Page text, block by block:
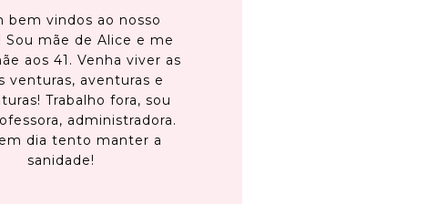
bem vindos ao nosso
Sou mãe de Alice e me
aos 41. Venha viver as
venturas, aventuras e
Trabalho fora, sou
administradora.
dia tento manter a
sanidade!